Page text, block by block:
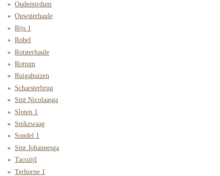
Oudemirdum
Ouwsterhaule
Rijs 1
Rohel
Rotsterhaule
Rottum
Ruigahuizen
Scharsterbrug
Sint Nicolaasga
Sloten 1
Snikzwaag
Sondel 1
Sint Johannesga
Tacozijl
Terhorne 1